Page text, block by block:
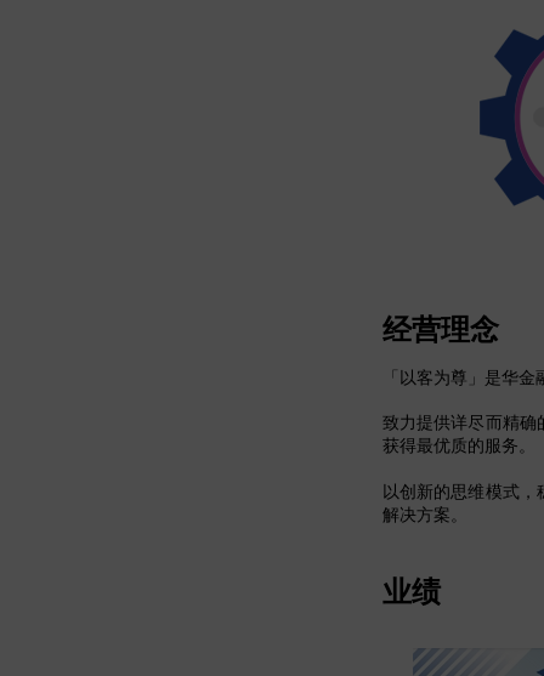
经营理念
「以客为尊」是华
致力提供详尽而精确
获得最优质的服务。
以创新的思维模式
解决方案。
业绩